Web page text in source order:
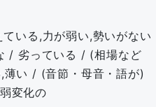
いる,力が弱い,勢いがない
/ 劣っている / (相場など
い / (音節・母音・語が)
変化の